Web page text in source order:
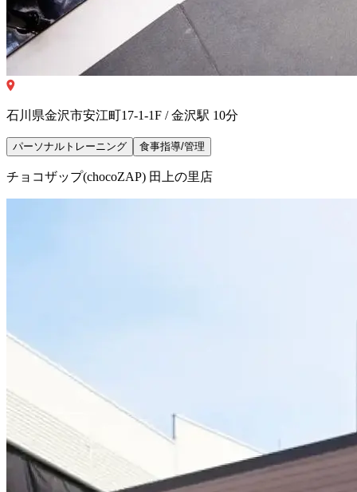
石川県金沢市安江町17-1-1F / 金沢駅 10分
パーソナルトレーニング 食事指導/管理
チョコザップ(chocoZAP) 田上の里店